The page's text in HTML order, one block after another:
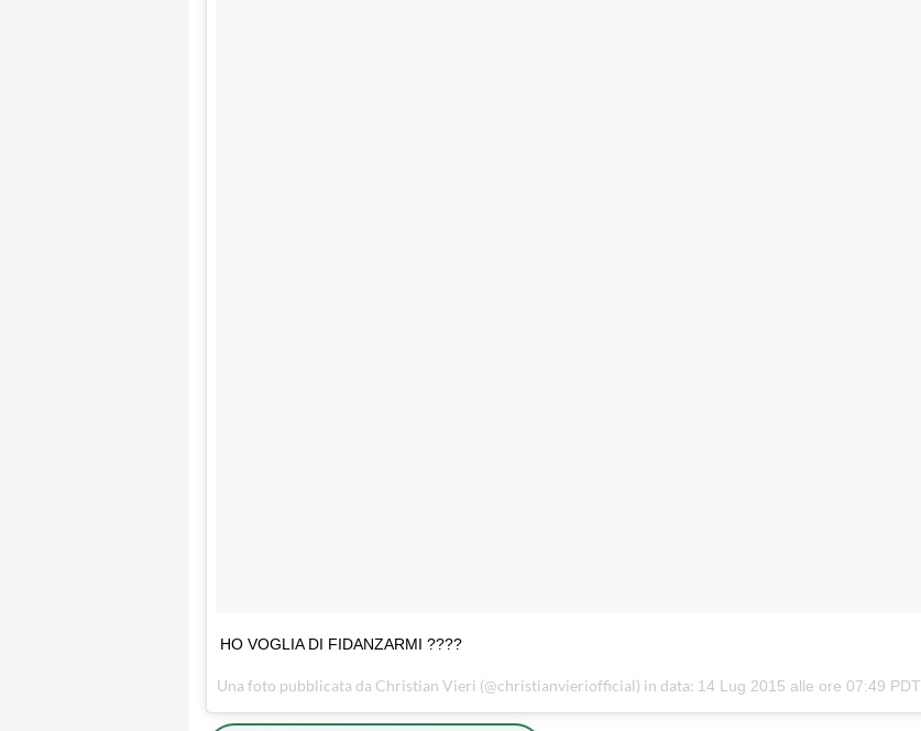
HO VOGLIA DI FIDANZARMI ????
Una foto pubblicata da Christian Vieri (@christianvieriofficial) in data: 14 Lug 2015 alle ore 07:49 PDT